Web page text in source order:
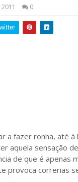
0
a fazer ronha, até
aquela sensação
de que é apenas
provoca correrias